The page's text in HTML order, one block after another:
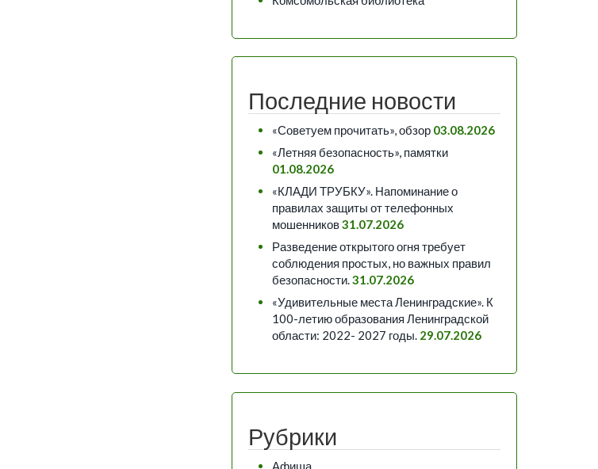
Последние новости
«Советуем прочитать», обзор 03.08.2026
«Летняя безопасность», памятки
01.08.2026
«КЛАДИ ТРУБКУ». Напоминание о
правилах защиты от телефонных
мошенников31.07.2026
Разведение открытого огня требует
соблюдения простых, но важных правил
безопасности.31.07.2026
«Удивительные места Ленинградские». К
100-летию образования Ленинградской
области: 2022- 2027 годы. 29.07.2026
Рубрики
Афиша